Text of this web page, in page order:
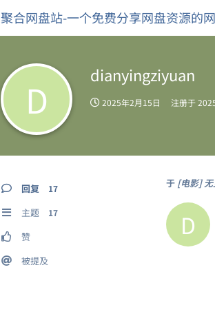
聚合网盘站-一个免费分享网盘资源的
D
dianyingziyuan
2025年2月15日 注册于
回复 17
主题 17
赞
被提及
于 [电影]
D